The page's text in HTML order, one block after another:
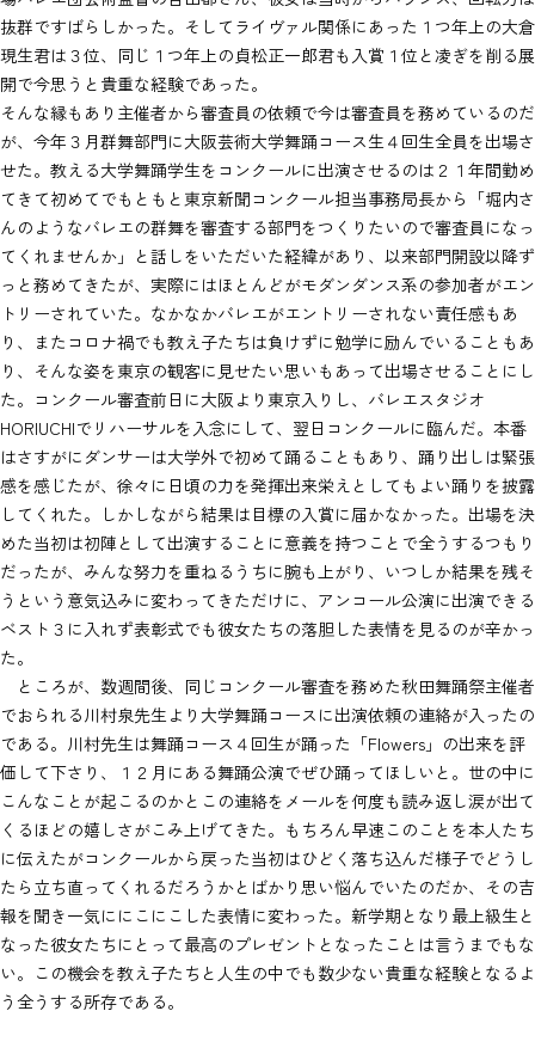
抜群ですばらしかった。そしてライヴァル関係にあった１つ年上の大倉
現生君は３位、同じ１つ年上の貞松正一郎君も入賞１位と凌ぎを削る展
開で今思うと貴重な経験であった。
そんな縁もあり主催者から審査員の依頼で今は審査員を務めているのだ
が、今年３月群舞部門に大阪芸術大学舞踊コース生４回生全員を出場さ
せた。教える大学舞踊学生をコンクールに出演させるのは２１年間勤め
てきて初めてでもともと東京新聞コンクール担当事務局長から「堀内さ
んのようなバレエの群舞を審査する部門をつくりたいので審査員になっ
てくれませんか」と話しをいただいた経緯があり、以来部門開設以降ず
っと務めてきたが、実際にはほとんどがモダンダンス系の参加者がエン
トリーされていた。なかなかバレエがエントリーされない責任感もあ
り、またコロナ禍でも教え子たちは負けずに勉学に励んでいることもあ
り、そんな姿を東京の観客に見せたい思いもあって出場させることにし
た。コンクール審査前日に大阪より東京入りし、バレエスタジオ
HORIUCHIでリハーサルを入念にして、翌日コンクールに臨んだ。本番
はさすがにダンサーは大学外で初めて踊ることもあり、踊り出しは緊張
感を感じたが、徐々に日頃の力を発揮出来栄えとしてもよい踊りを披露
してくれた。しかしながら結果は目標の入賞に届かなかった。出場を決
めた当初は初陣として出演することに意義を持つことで全うするつもり
だったが、みんな努力を重ねるうちに腕も上がり、いつしか結果を残そ
うという意気込みに変わってきただけに、アンコール公演に出演できる
ベスト３に入れず表彰式でも彼女たちの落胆した表情を見るのが辛かっ
た。
ところが、数週間後、同じコンクール審査を務めた秋田舞踊祭主催者
でおられる川村泉先生より大学舞踊コースに出演依頼の連絡が入ったの
である。川村先生は舞踊コース４回生が踊った「Flowers」の出来を評
価して下さり、１２月にある舞踊公演でぜひ踊ってほしいと。世の中に
こんなことが起こるのかとこの連絡をメールを何度も読み返し涙が出て
くるほどの嬉しさがこみ上げてきた。もちろん早速このことを本人たち
に伝えたがコンクールから戻った当初はひどく落ち込んだ様子でどうし
たら立ち直ってくれるだろうかとばかり思い悩んでいたのだか、その吉
報を聞き一気ににこにこした表情に変わった。新学期となり最上級生と
なった彼女たちにとって最高のプレゼントとなったことは言うまでもな
い。この機会を教え子たちと人生の中でも数少ない貴重な経験となるよ
う全うする所存である。